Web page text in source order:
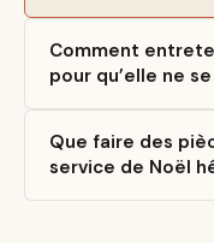
Comment
pour qu’elle ne
Que faire des
service de Noël